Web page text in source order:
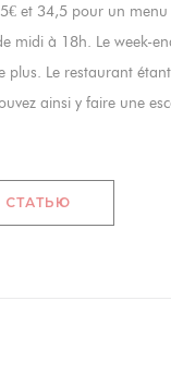
et 34,5 pour un
midi à 18h. Le week-
plus. Le restaurant
ainsi y faire une
СТАТЬЮ